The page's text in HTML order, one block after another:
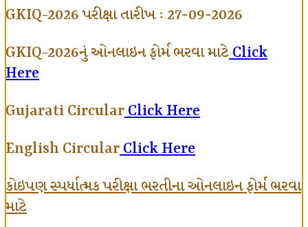
GKIQ-2026 પરીક્ષા તારીખ : 27-09-2026
GKIQ-2026નું ઓનલાઇન ફોર્મ ભરવા માટે Click
Here
Gujarati Circular Click Here
English Circular Click Here
કોઇપણ સ્પર્ધાત્મક પરીક્ષા ભરતીના ઓનલાઇન ફોર્મ ભરવા
માટે